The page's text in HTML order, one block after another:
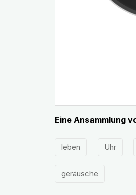
Eine Ansammlung
leben Uhr
geräusche